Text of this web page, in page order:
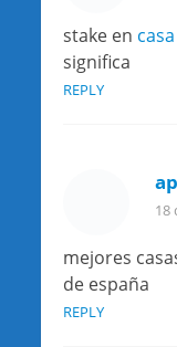
stake en
significa
REPLY
18
mejores
de españa
REPLY